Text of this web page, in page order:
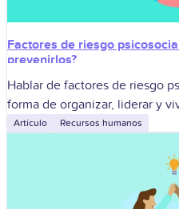
Factores de riesgo
prevenirlos?
Hablar de factores de riesgo
forma de organizar, liderar y
bienestar o desgastarlo
Artículo Recursos humanos